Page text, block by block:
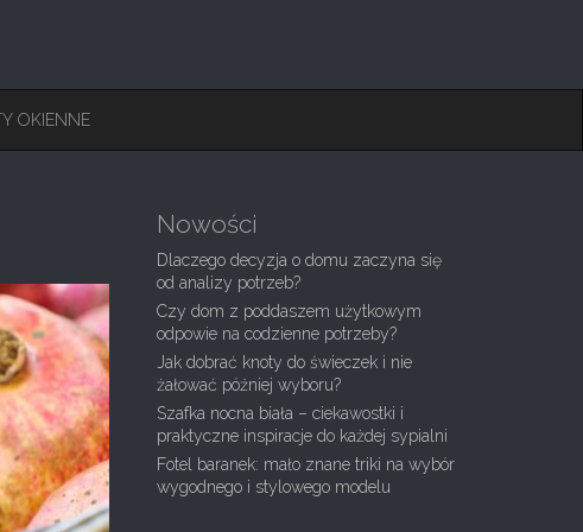
OKIENNE
Nowości
Dlaczego decyzja o domu zaczyna się
od analizy potrzeb?
Czy dom z poddaszem użytkowym
odpowie na codzienne potrzeby?
Jak dobrać knoty do świeczek i nie
żałować później wyboru?
Szafka nocna biała – ciekawostki i
praktyczne inspiracje do każdej sypialni
Fotel baranek: mało znane triki na wybór
wygodnego i stylowego modelu